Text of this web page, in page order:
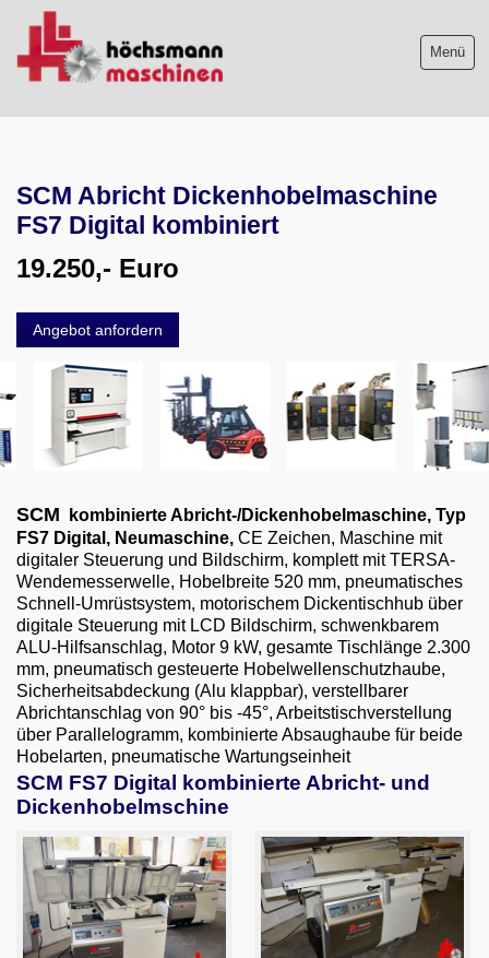
Menü
Maschinenankauf
Service
Wir über uns
06103-9744-0
English
SCM Abricht Dickenhobelmaschine
FS7 Digital kombiniert
19.250,- Euro
Angebot anfordern
SCM kombinierte Abricht-/Dickenhobelmaschine, Typ
FS7 Digital , Neumaschine, CE Zeichen, Maschine mit
digitaler Steuerung und Bildschirm, komplett mit TERSA-
Wendemesserwelle, Hobelbreite 520 mm, pneumatisches
Schnell-Umrüstsystem, motorischem Dickentischhub über
digitale Steuerung mit LCD Bildschirm, schwenkbarem
ALU-Hilfsanschlag, Motor 9 kW, gesamte Tischlänge 2.300
mm, pneumatisch gesteuerte Hobelwellenschutzhaube,
Sicherheitsabdeckung (Alu klappbar), verstellbarer
Abrichtanschlag von 90° bis -45°, Arbeitstischverstellung
über Parallelogramm, kombinierte Absaughaube für beide
Hobelarten, pneumatische Wartungseinheit
SCM FS7 Digital kombinierte Abricht- und
Dickenhobelmschine